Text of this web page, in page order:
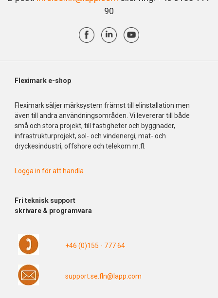
90
Fleximark e-shop
Fleximark säljer märksystem främst till elinstallation men
även till andra användningsområden. Vi levererar till både
små och stora projekt, till fastigheter och byggnader,
infrastrukturprojekt, sol- och vindenergi, mat- och
dryckesindustri, offshore och telekom m.fl.
Logga in för att handla
Fri teknisk support
skrivare & programvara
+46 (0)155 - 777 64
support.se.fln@lapp.com